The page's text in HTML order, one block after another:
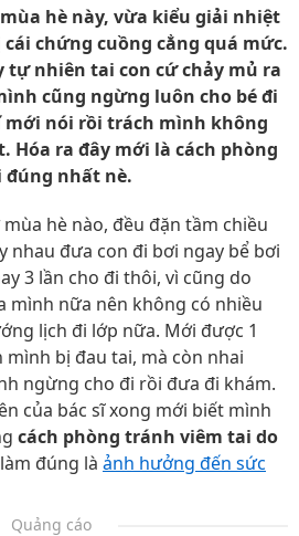
hè này, vừa kiểu giải nhiệt
chứng cuồng cẳng quá mức.
tự nhiên tai con cứ chảy mủ ra
cũng ngừng luôn cho bé đi
mới nói rồi trách mình không
Hóa ra đây mới là cách phòng
nhất nè.
hè nào, đều đặn tầm chiều
nhau đưa con đi bơi ngay bể bơi
3 lần cho đi thôi, vì cũng do
mình nữa nên không có nhiều
lịch đi lớp nữa. Mới được 1
bị đau tai, mà còn nhai
ngừng cho đi rồi đưa đi khám.
của bác sĩ xong mới biết mình
cách phòng tránh viêm tai do
đúng là ảnh hưởng đến sức
Quảng cáo